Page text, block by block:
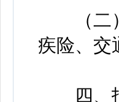
（二）
疾险、交
四、